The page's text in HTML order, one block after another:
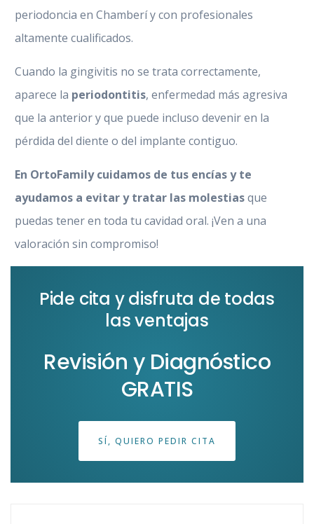
periodoncia en Chamberí y con profesionales
altamente cualificados.
Cuando la gingivitis no se trata correctamente,
aparece la periodontitis, enfermedad más agresiva
que la anterior y que puede incluso devenir en la
pérdida del diente o del implante contiguo.
En OrtoFamily cuidamos de tus encías y te
ayudamos a evitar y tratar las molestiasque
puedas tener en toda tu cavidad oral. ¡Ven a una
valoración sin compromiso!
Pide cita y disfruta de todas
las ventajas
Revisión y Diagnóstico
GRATIS
SÍ, QUIERO PEDIR CITA